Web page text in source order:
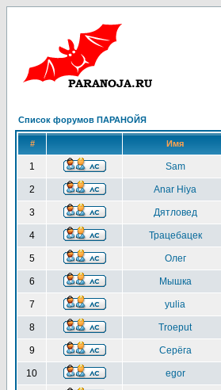
Список форумов ПАРАНОЙЯ
# Имя
1 Sam
2 Anar Hiya
3 Дятловед
4 Трацебацек
5 Олег
6 Мышка
7 yulia
8 Troeput
9 Серёга
10 egor